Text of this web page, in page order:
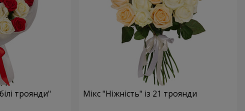
троянди" Мікс "Ніжність" із 21 троянди